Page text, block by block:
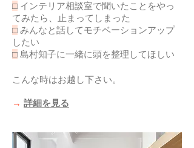
□ インテリア相談室で聞いたことをやっ
てみたら、止まってしまった
□ みんなと話してモチベーションアップ
したい
□ 島村知子に一緒に頭を整理してほしい
​こんな時はお越し下さい。
​→ 詳細を見る